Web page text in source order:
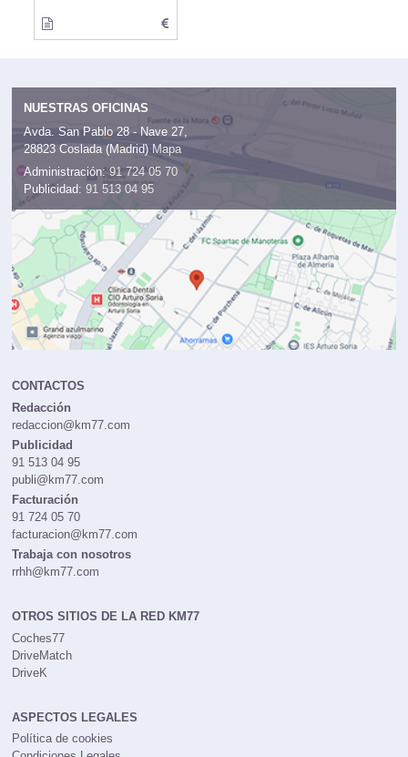
NUESTRAS OFICINAS
Avda. San Pablo 28 - Nave 27,
28823 Coslada (Madrid) Mapa
Administración: 91 724 05 70
Publicidad: 91 513 04 95
CONTACTOS
Redacción
redaccion@km77.com
Publicidad
91 513 04 95
publi@km77.com
Facturación
91 724 05 70
facturacion@km77.com
Trabaja con nosotros
rrhh@km77.com
OTROS SITIOS DE LA RED KM77
Coches77
DriveMatch
DriveK
ASPECTOS LEGALES
Política de cookies